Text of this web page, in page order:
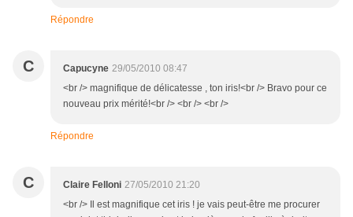
Répondre
C Capucyne 29/05/2010 08:47
<br /> magnifique de délicatesse , ton iris!<br /> Bravo pour ce
nouveau prix mérité!<br /> <br /> <br />
Répondre
C Claire Felloni 27/05/2010 21:20
<br /> Il est magnifique cet iris ! je vais peut-être me procurer